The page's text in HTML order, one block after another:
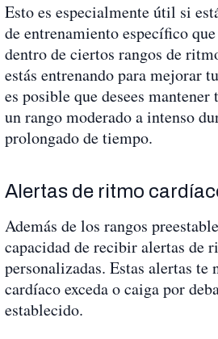
Esto es especialmente útil si
de entrenamiento específico
dentro de ciertos rangos de
estás entrenando para mejorar
es posible que desees
un rango moderado a intenso
prolongado de tiempo.
Alertas de ritmo
Además de los rangos
capacidad de recibir alertas de
personalizadas. Estas alertas
cardíaco exceda o caiga por
establecido.